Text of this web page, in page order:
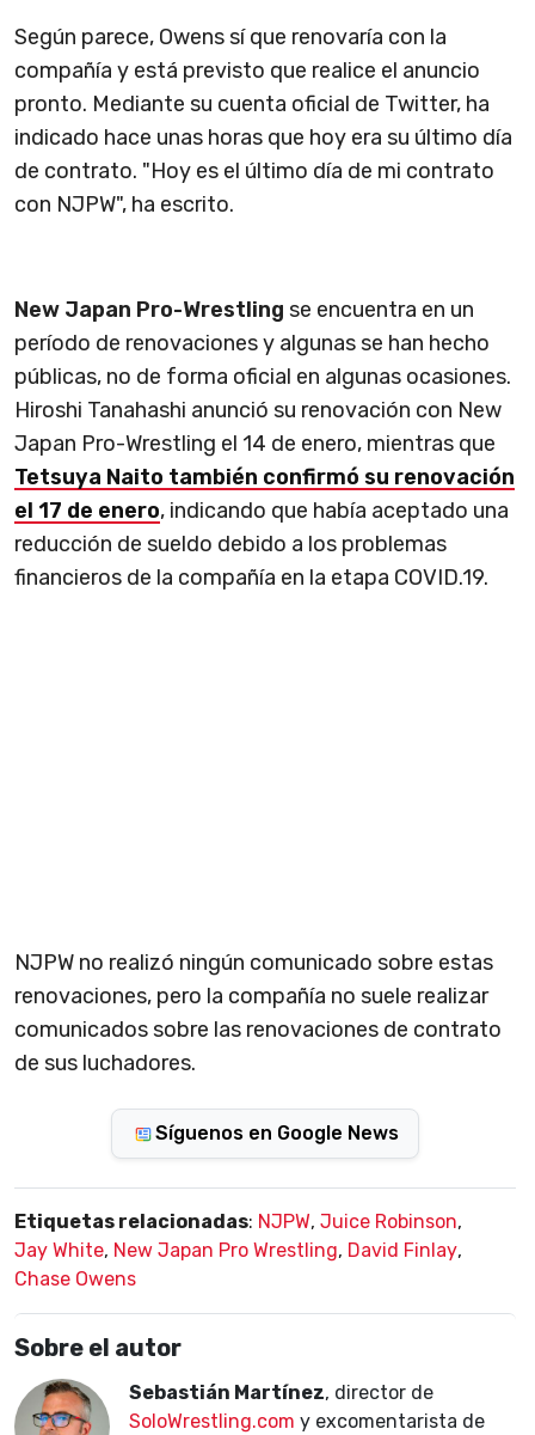
Según parece, Owens sí que renovaría con la
compañía y está previsto que realice el anuncio
pronto. Mediante su cuenta oficial de Twitter, ha
indicado hace unas horas que hoy era su último día
de contrato. "Hoy es el último día de mi contrato
con NJPW", ha escrito.
New Japan Pro-Wrestling se encuentra en un
período de renovaciones y algunas se han hecho
públicas, no de forma oficial en algunas ocasiones.
Hiroshi Tanahashi anunció su renovación con New
Japan Pro-Wrestling el 14 de enero, mientras que
Tetsuya Naito también confirmó su renovación
el 17 de enero, indicando que había aceptado una
reducción de sueldo debido a los problemas
financieros de la compañía en la etapa COVID.19.
NJPW no realizó ningún comunicado sobre estas
renovaciones, pero la compañía no suele realizar
comunicados sobre las renovaciones de contrato
de sus luchadores.
Síguenos en Google News
Etiquetas relacionadas: NJPW, Juice Robinson,
Jay White, New Japan Pro Wrestling, David Finlay,
Chase Owens
Sobre el autor
Sebastián Martínez, director de
SoloWrestling.com y excomentarista de